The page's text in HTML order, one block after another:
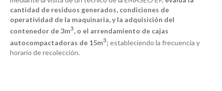
cantidad de residuos generados, condiciones de
operatividad de la maquinaria, y la adquisición del
contenedor de 3m3, o el arrendamiento de cajas
autocompactadoras de 15m3; estableciendo la frecuencia y
horario de recolección.